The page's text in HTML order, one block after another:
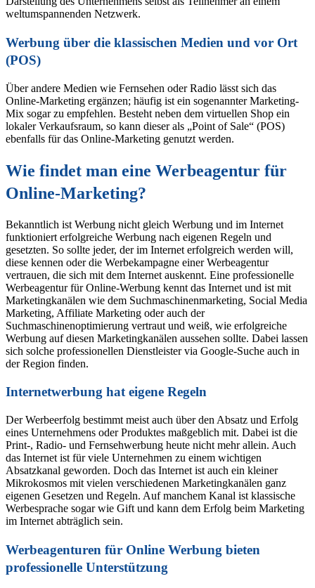
weltumspannenden Netzwerk.
Werbung über die klassischen Medien und vor Ort
(POS)
Über andere Medien wie Fernsehen oder Radio lässt sich das
Online-Marketing ergänzen; häufig ist ein sogenannter Marketing-
Mix sogar zu empfehlen. Besteht neben dem virtuellen Shop ein
lokaler Verkaufsraum, so kann dieser als „Point of Sale“ (POS)
ebenfalls für das Online-Marketing genutzt werden.
Wie findet man eine Werbeagentur für
Online-Marketing?
Bekanntlich ist Werbung nicht gleich Werbung und im Internet
funktioniert erfolgreiche Werbung nach eigenen Regeln und
gesetzten. So sollte jeder, der im Internet erfolgreich werden will,
diese kennen oder die Werbekampagne einer Werbeagentur
vertrauen, die sich mit dem Internet auskennt. Eine professionelle
Werbeagentur für Online-Werbung kennt das Internet und ist mit
Marketingkanälen wie dem Suchmaschinenmarketing, Social Media
Marketing, Affiliate Marketing oder auch der
Suchmaschinenoptimierung vertraut und weiß, wie erfolgreiche
Werbung auf diesen Marketingkanälen aussehen sollte. Dabei lassen
sich solche professionellen Dienstleister via Google-Suche auch in
der Region finden.
Internetwerbung hat eigene Regeln
Der Werbeerfolg bestimmt meist auch über den Absatz und Erfolg
eines Unternehmens oder Produktes maßgeblich mit. Dabei ist die
Print-, Radio- und Fernsehwerbung heute nicht mehr allein. Auch
das Internet ist für viele Unternehmen zu einem wichtigen
Absatzkanal geworden. Doch das Internet ist auch ein kleiner
Mikrokosmos mit vielen verschiedenen Marketingkanälen ganz
eigenen Gesetzen und Regeln. Auf manchem Kanal ist klassische
Werbesprache sogar wie Gift und kann dem Erfolg beim Marketing
im Internet abträglich sein.
Werbeagenturen für Online Werbung bieten
professionelle Unterstützung